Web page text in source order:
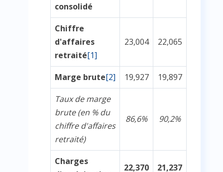
consolidé
Chiffre
d'affaires
retraité[1]
23,004 22,065
Marge brute[2] 19,927
19,897
Taux de marge
brute (en % du
chiffre d'affaires
retraité)
86,6% 90,2%
Charges
22,370 21,237